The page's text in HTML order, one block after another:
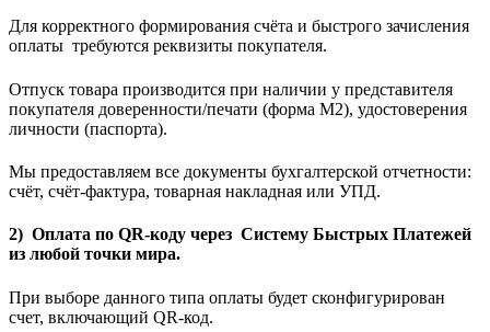
Для корректного формирования счёта и быстрого зачисления
оплаты требуются реквизиты покупателя.
Отпуск товара производится при наличии у представителя
покупателя доверенности/печати (форма M2), удостоверения
личности (паспорта).
Мы предоставляем все документы бухгалтерской отчетности:
счёт, счёт-фактура, товарная накладная или УПД.
2) Оплата по QR-коду через Систему Быстрых Платежей
из любой точки мира.
При выборе данного типа оплаты будет сконфигурирован
счет, включающий QR-код.